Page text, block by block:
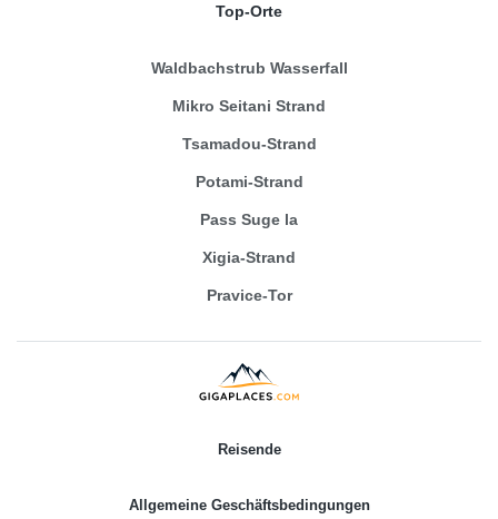
Top-Orte
Waldbachstrub Wasserfall
Mikro Seitani Strand
Tsamadou-Strand
Potami-Strand
Pass Suge la
Xigia-Strand
Pravice-Tor
Reisende
Allgemeine Geschäftsbedingungen